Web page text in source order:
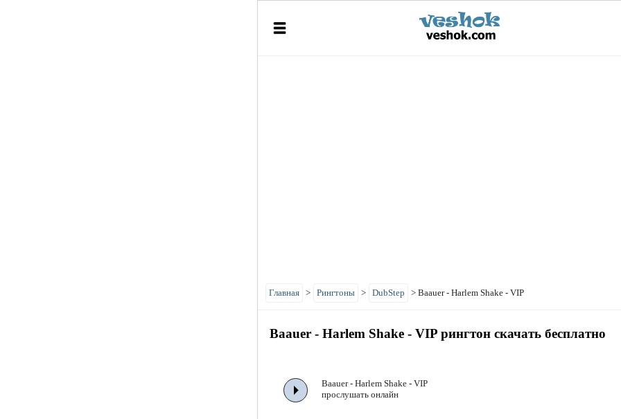
Главная > Рингтоны > DubStep > Baauer - Harlem Shake - VIP
Baauer - Harlem Shake - VIP рингтон скачать бесплатно
Baauer - Harlem Shake - VIP
прослушать онлайн